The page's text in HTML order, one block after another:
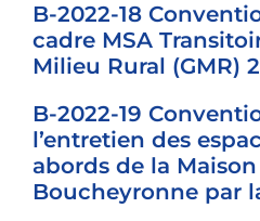
B-2022-18
cadre MSA
Milieu Rural (GMR)
B-2022-19
l’entretien des
abords de la
Boucheyronne par